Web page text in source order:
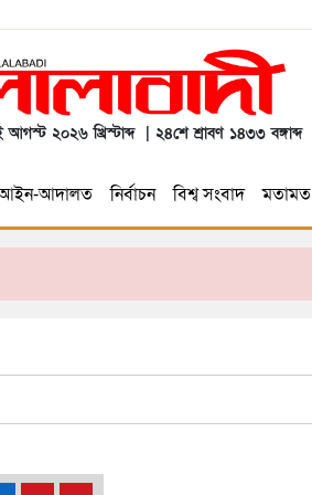
আগস্ট ২০২৬ খ্রিস্টাব্দ | ২৪শে শ্রাবণ ১৪৩৩ বঙ্গাব্দ
আদালত নির্বাচন বিশ্ব সংবাদ মতামত